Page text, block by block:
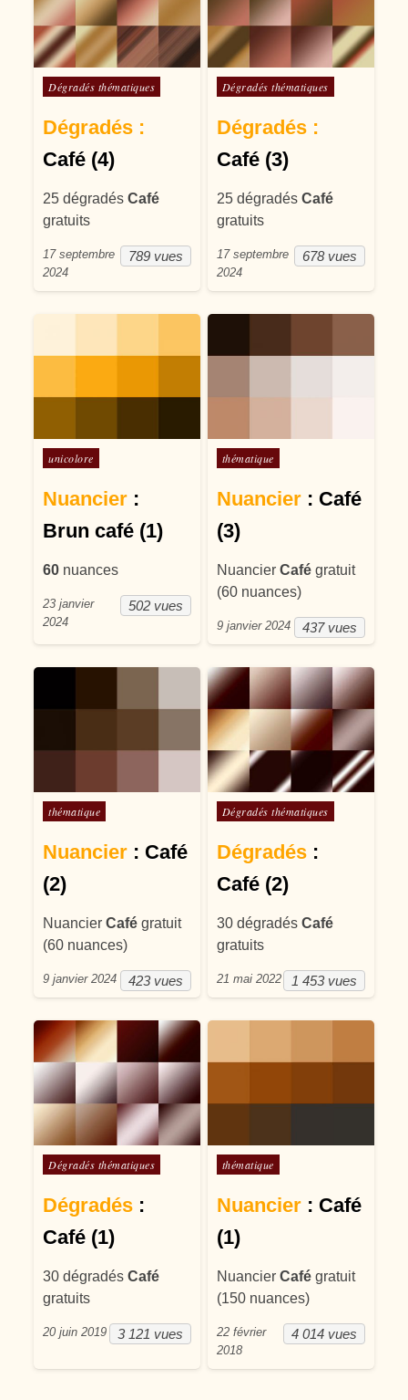
Posté dans
Dégradés thématiques
Dégradés :
Café (4)
25 dégradésCafé
gratuits
789 vues
17 septembre
2024
Posté dans
Dégradés thématiques
Dégradés :
Café (3)
25 dégradés Café
gratuits
678 vues
17 septembre
2024
Posté dans
unicolore
Nuancier :
Brun café (1)
60 nuances
502 vues
23 janvier
2024
Posté dans
thématique
Nuancier: Café
(3)
Nuancier Cafégratuit
(60 nuances)
437 vues
9 janvier 2024
Posté dans
thématique
Nuancier : Café
(2)
NuancierCafé gratuit
(60 nuances)
423 vues
9 janvier 2024
Posté dans
Dégradés thématiques
Dégradés:
Café (2)
30 dégradés Café
gratuits
1 453 vues
21 mai 2022
Posté dans
Dégradés thématiques
Dégradés :
Café (1)
30 dégradésCafé
gratuits
3 121 vues
20 juin 2019
Posté dans
thématique
Nuancier: Café
(1)
Nuancier Cafégratuit
(150 nuances)
4 014 vues
22 février
2018